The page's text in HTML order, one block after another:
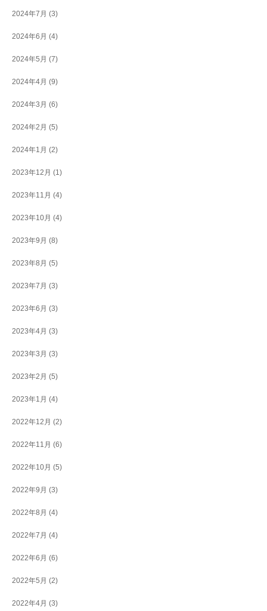
2024年7月 (3)
2024年6月 (4)
2024年5月 (7)
2024年4月 (9)
2024年3月 (6)
2024年2月 (5)
2024年1月 (2)
2023年12月 (1)
2023年11月 (4)
2023年10月 (4)
2023年9月 (8)
2023年8月 (5)
2023年7月 (3)
2023年6月 (3)
2023年4月 (3)
2023年3月 (3)
2023年2月 (5)
2023年1月 (4)
2022年12月 (2)
2022年11月 (6)
2022年10月 (5)
2022年9月 (3)
2022年8月 (4)
2022年7月 (4)
2022年6月 (6)
2022年5月 (2)
2022年4月 (3)